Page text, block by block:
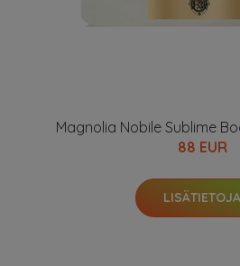
Magnolia Nobile Sublime
88 EUR
LISÄTIETOJA